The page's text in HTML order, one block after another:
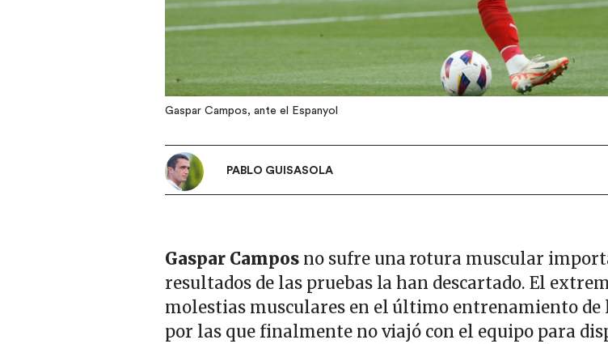
Gaspar Campos, ante el Espanyol
PABLO GUISASOLA
Gaspar Camposno sufre una rotura muscular
resultados de las pruebas la han descartado. El
molestias musculares en el último entrenamiento de
por las que finalmente no viajó con el equipo para